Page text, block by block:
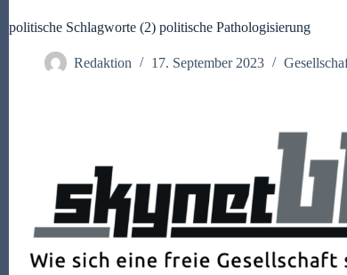
politische Schlagworte (2) politische Pathologisierung
Redaktion 17. September 2023